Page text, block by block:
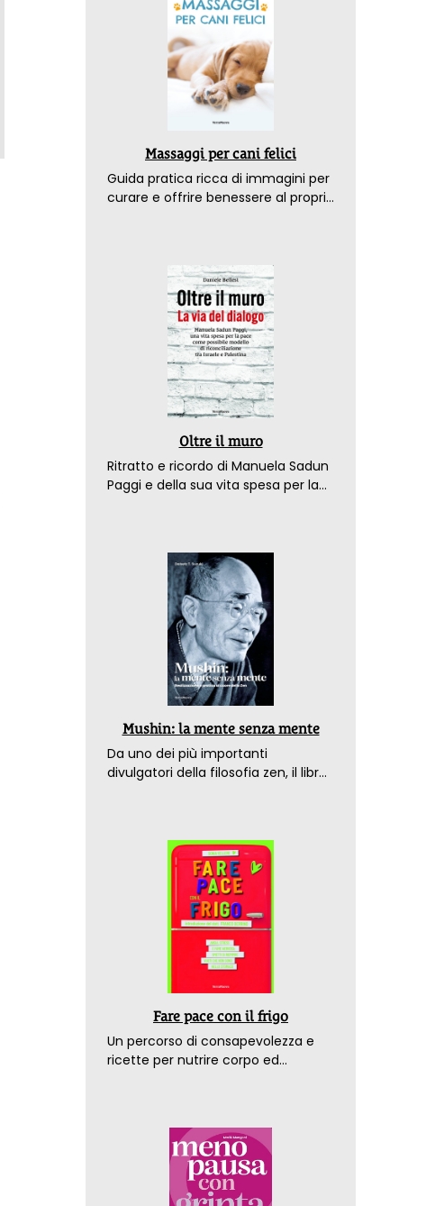
Massaggi per cani felici
Guida pratica ricca di immagini per
curare e offrire benessere al proprio
Oltre il muro
Ritratto e ricordo di Manuela Sadun
Paggi e della sua vita spesa per la
Mushin: la mente senza mente
Da uno dei più importanti
divulgatori della filosofia zen, il libro
Fare pace con il frigo
Un percorso di consapevolezza e
ricette per nutrire corpo ed